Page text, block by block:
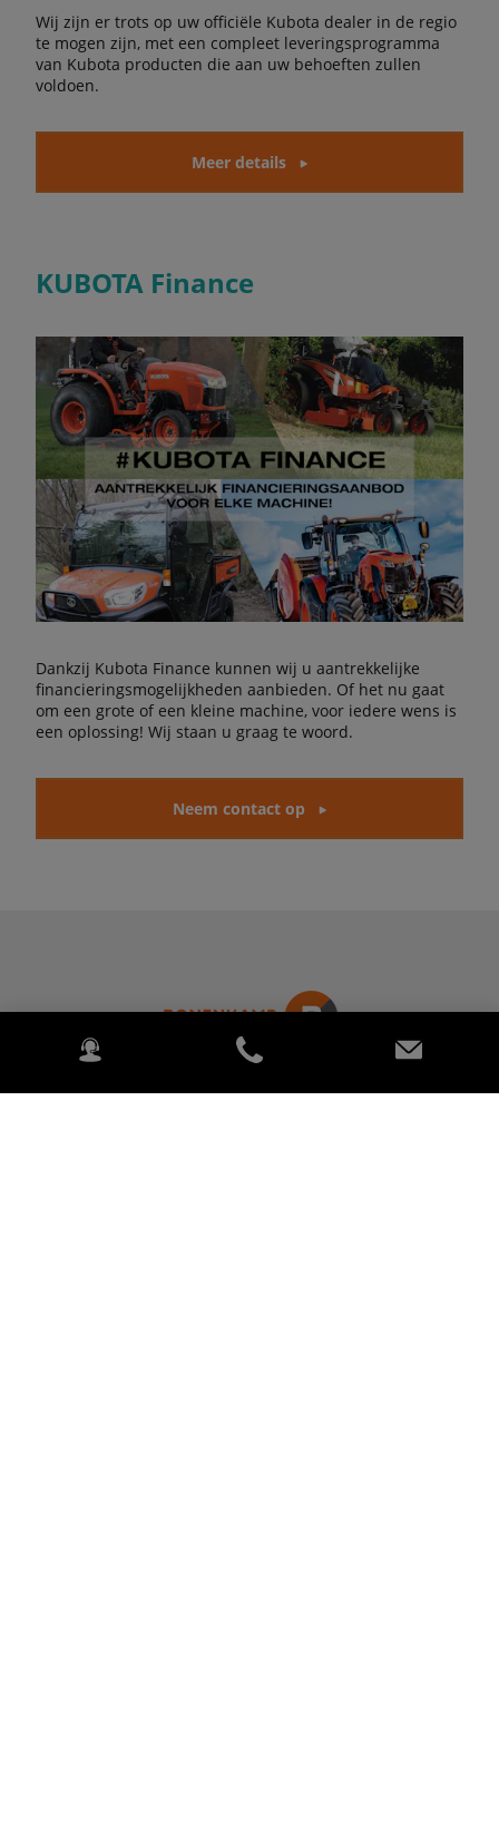
Wij zijn er trots op uw officiële Kubota dealer in de regio
te mogen zijn, met een compleet leveringsprogramma
van Kubota producten die aan uw behoeften zullen
voldoen.
Meer details
KUBOTA Finance
Dankzij Kubota Finance kunnen wij u aantrekkelijke
financieringsmogelijkheden aanbieden. Of het nu gaat
om een grote of een kleine machine, voor iedere wens is
een oplossing! Wij staan u graag te woord.
Neem contact op